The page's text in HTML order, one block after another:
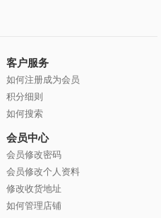
客户服务
如何注册成为会员
积分细则
如何搜索
会员中心
会员修改密码
会员修改个人资料
修改收货地址
如何管理店铺